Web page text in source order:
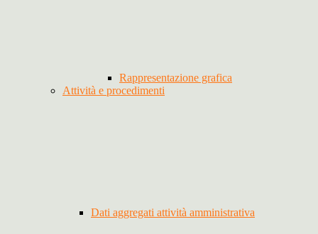
Rappresentazione grafica
Attività e procedimenti
Dati aggregati attività amministrativa